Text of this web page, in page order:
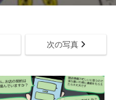
次の写真